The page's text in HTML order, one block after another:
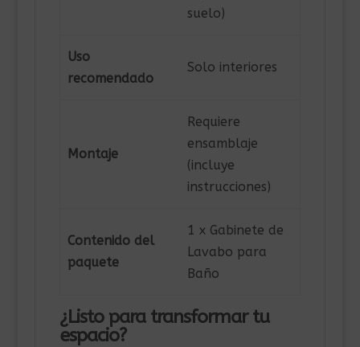
suelo)
Uso
recomendado
Solo interiores
Montaje
Requiere
ensamblaje
(incluye
instrucciones)
Contenido del
paquete
1 x Gabinete de
Lavabo para
Baño
¿Listo para transformar tu
espacio?